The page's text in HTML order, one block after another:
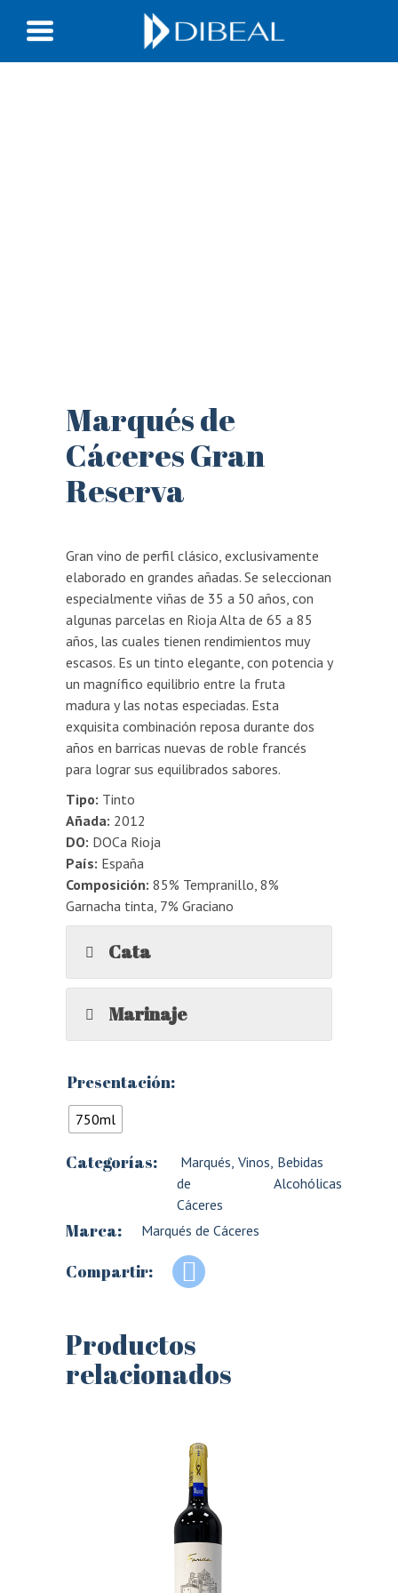
Marqués de
Cáceres Gran
Reserva
Gran vino de perfil clásico, exclusivamente
elaborado en grandes añadas. Se seleccionan
especialmente viñas de 35 a 50 años, con
algunas parcelas en Rioja Alta de 65 a 85
años, las cuales tienen rendimientos muy
escasos. Es un tinto elegante, con potencia y
un magnífico equilibrio entre la fruta
madura y las notas especiadas. Esta
exquisita combinación reposa durante dos
años en barricas nuevas de roble francés
para lograr sus equilibrados sabores.
Tipo: Tinto
Añada: 2012
DO: DOCa Rioja
País: España
Composición: 85% Tempranillo, 8%
Garnacha tinta, 7% Graciano
Cata
Marinaje
Presentación:
750ml
Categorías:
Marqués
de
Cáceres
, Vinos, Bebidas
Alcohólicas
Marca: Marqués de Cáceres
Compartir:
Productos
relacionados